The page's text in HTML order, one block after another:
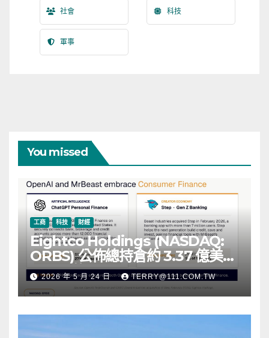
社會 科技
軍事
You missed
工商 科技 財經
Eightco Holdings (NASDAQ:
ORBS) 公佈總持倉約 3.37 億美
元，涵蓋 OpenAI、Beast
Industries、超過 11,000 枚以太
幣 (ETH) 及逾 2.83 億枚 WLD 代
幣
2026 年 5 月 24 日 TERRY@111.COM.TW